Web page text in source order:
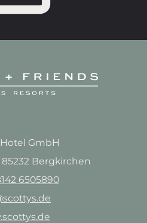
GmbH
85232 Bergkirchen
6505890